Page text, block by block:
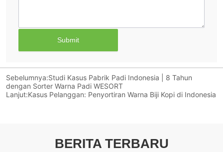
Submit
Sebelumnya:Studi Kasus Pabrik Padi Indonesia | 8 Tahun
dengan Sorter Warna Padi WESORT
Lanjut:Kasus Pelanggan: Penyortiran Warna Biji Kopi di Indonesia
BERITA TERBARU